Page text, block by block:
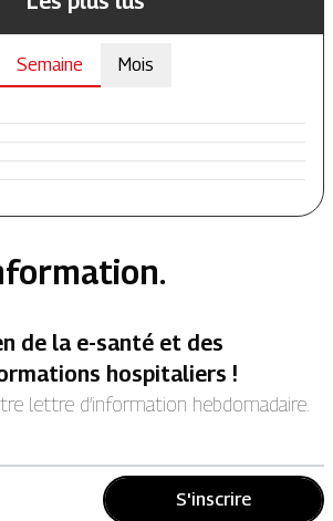
Semaine Mois
de la e-santé et des
hospitaliers !
lettre d’information hebdomadaire.
S'inscrire